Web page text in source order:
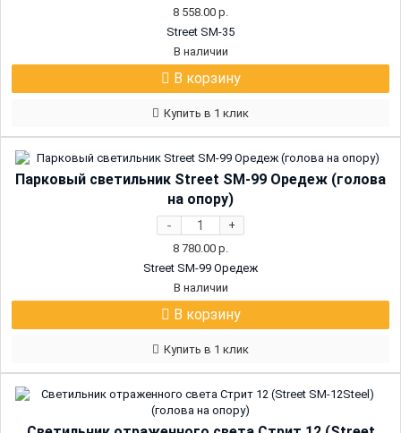
8 558.00 р.
Street SM-35
В наличии
В корзину
Купить в 1 клик
Парковый светильник Street SM-99 Оредеж (голова
на опору)
- +
8 780.00 р.
Street SM-99 Оредеж
В наличии
В корзину
Купить в 1 клик